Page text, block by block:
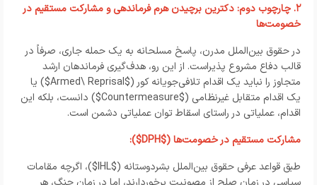
۲. چارچوب دوم: دکترین برچیدن هرم فرماندهی و مشارکت مستقیم در
خصومت‌ها
در حقوق بین‌الملل مدرن، پاسخ مسلحانه به یک حمله جاری، صرفاً در
قالب دفاع مشروع پذیراست. از این رو، هدف‌گیری فرماندهان ارشد
متجاوز را نباید یک اقدام تلافی‌جویانه کور ($Armed\ Reprisal$) یا
یک اقدام متقابل غیرنظامی ($Countermeasure$) دانست، بلکه این
اقدام، عملیاتی در راستای اسقاط توان عملیاتی دشمن است.
مشارکت مستقیم در خصومت‌ها ($DPH
$):
طبق قواعد عرفی حقوق بین‌الملل بشردوستانه ($IHL$)، اگرچه مقامات